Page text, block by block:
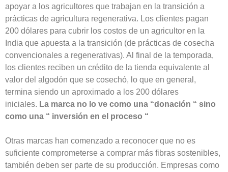
apoyar a los agricultores que trabajan en la transición a
prácticas de agricultura regenerativa. Los clientes pagan
200 dólares para cubrir los costos de un agricultor en la
India que apuesta a la transición (de prácticas de cosecha
convencionales a regenerativas). Al final de la temporada,
los clientes reciben un crédito de la tienda equivalente al
valor del algodón que se cosechó, lo que en general,
termina siendo un aproximado a los 200 dólares
iniciales. La marca no lo ve como una “donación “ sino
como una “ inversión en el proceso “
Otras marcas han comenzado a reconocer que no es
suficiente comprometerse a comprar más fibras sostenibles,
también deben ser parte de su producción. Empresas como